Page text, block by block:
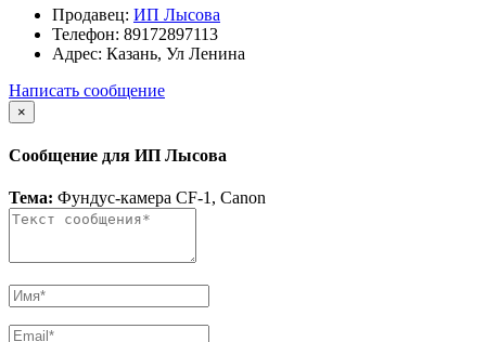
Продавец: ИП Лысова
Телефон: 89172897113
Адрес: Казань, Ул Ленина
Написать сообщение
×
Сообщение для ИП Лысова
Тема: Фундус-камера CF-1, Canon